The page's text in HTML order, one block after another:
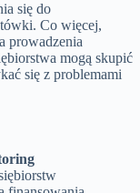
się do
Co więcej,
prowadzenia
mogą skupić
się z problemami